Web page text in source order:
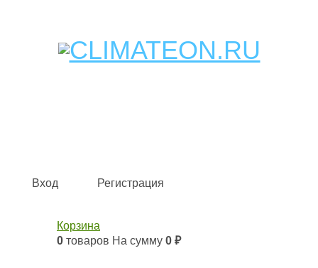
Кондиционеры и сплит-системы, газовые котлы,
Вход Регистрация
Корзина
0 товаров На сумму 0 ₽